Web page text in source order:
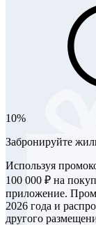
10%
Забронируйте
Используя
100 000 ₽ на
приложение.
2026 года и
другого